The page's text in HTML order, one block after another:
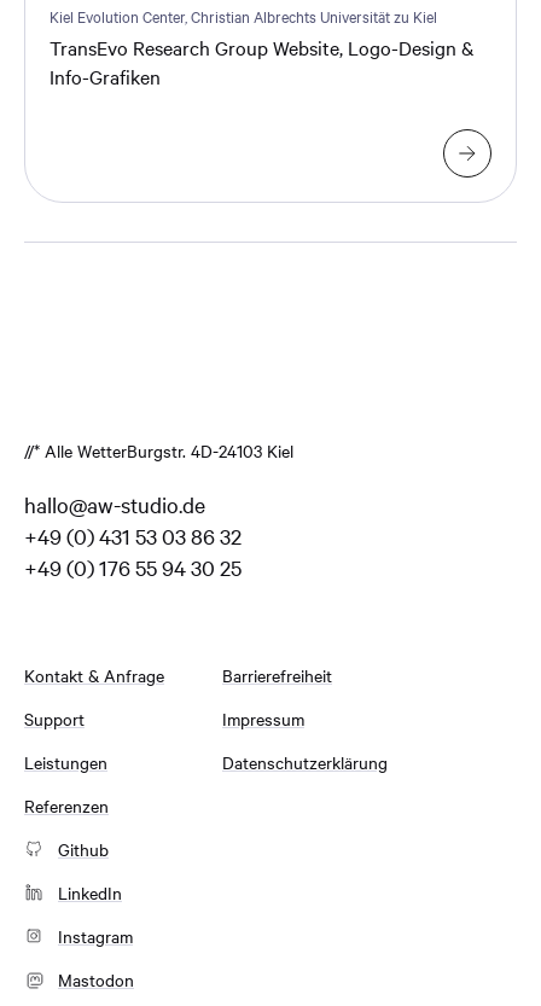
Kiel Evolution Center, Christian Albrechts Universität zu Kiel
TransEvo Research Group Website, Logo-Design &
Info-Grafiken
//* Alle WetterBurgstr. 4D-24103 Kiel
hallo@aw-studio.de
+49 (0) 431 53 03 86 32
+49 (0) 176 55 94 30 25
Kontakt & Anfrage
Support
Leistungen
Referenzen
Barrierefreiheit
Impressum
Datenschutzerklärung
Github
LinkedIn
Instagram
Mastodon